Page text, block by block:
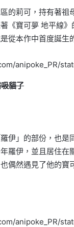
區的莉可，持有著
《寶可夢 地平線
從本作中首度誕生
anipoke_PR/
貓了
伊」的部份，也
羅伊，並且居住在
偶然遇見了他的寶
anipoke_PR/